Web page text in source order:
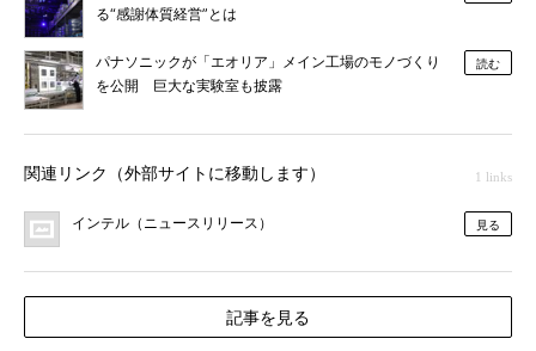
る“感謝体質経営”とは
パナソニックが「エオリア」メイン工場のモノづくり
を公開 巨大な実験室も披露
読む
関連リンク（外部サイトに移動します） 1 links
インテル（ニュースリリース） 見る
記事を見る